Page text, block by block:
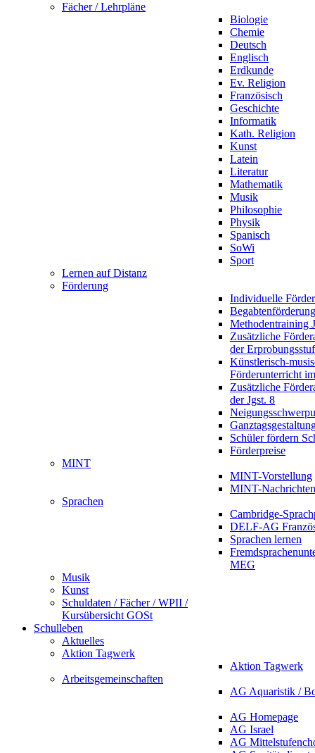
Fächer / Lehrpläne
Biologie
Chemie
Deutsch
Englisch
Erdkunde
Ev. Religion
Französisch
Geschichte
Informatik
Kath. Religion
Kunst
Latein
Literatur
Mathematik
Musik
Philosophie
Physik
Spanisch
SoWi
Sport
Lernen auf Distanz
Förderung
Individuelle
Begabtenförderung
Methodentraining
Zusätzliche
der
Künstlerisch-
Förderunterricht
Zusätzliche
der Jgst. 8
Schüler fördern
Förderpreise
MINT
MINT-Vorstellung
MINT-Nachrichten
Sprachen
Cambridge-
DELF-AG
Sprachen lernen
MEG
Musik
Kunst
Schuldaten / Fächer / WPII /
Kursübersicht GOSt
Schulleben
Aktuelles
Aktion Tagwerk
Aktion Tagwerk
Arbeitsgemeinschaften
AG Aquaristik /
AG Homepage
AG Israel
AG